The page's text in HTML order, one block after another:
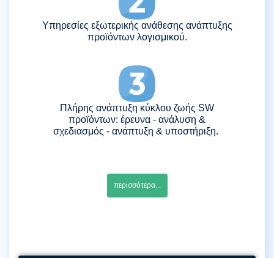
Υπηρεσίες εξωτερικής ανάθεσης ανάπτυξης
προϊόντων λογισμικού.
Πλήρης ανάπτυξη κύκλου ζωής SW
προϊόντων: έρευνα - ανάλυση &
σχεδιασμός - ανάπτυξη & υποστήριξη.
περισσότερα...